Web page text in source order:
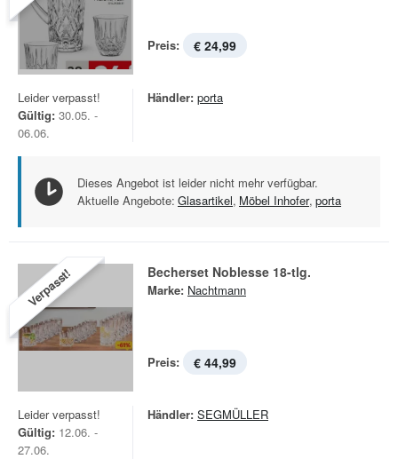
Preis: € 24,99
Leider verpasst!
Gültig: 30.05. -
06.06.
Händler: porta
Dieses Angebot ist leider nicht mehr verfügbar.
Aktuelle Angebote: Glasartikel, Möbel Inhofer, porta
Verpasst! Becherset Noblesse 18-tlg.
Marke: Nachtmann
Preis: € 44,99
Leider verpasst!
Gültig: 12.06. -
27.06.
Händler: SEGMÜLLER